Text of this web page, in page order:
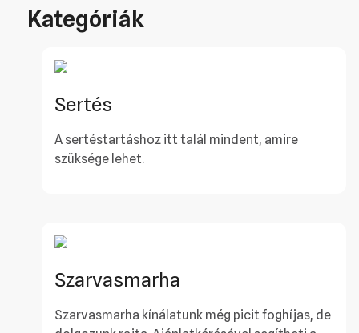
Kategóriák
Sertés
A sertéstartáshoz itt talál mindent, amire
szüksége lehet.
Szarvasmarha
Szarvasmarha kínálatunk még picit foghíjas, de